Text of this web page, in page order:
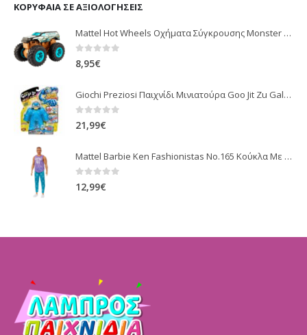
ΚΟΡΥΦΑΊΑ ΣΕ ΑΞΙΟΛΟΓΉΣΕΙΣ
Mattel Hot Wheels Οχήματα Σύγκρουσης Monster Trucks 1:43 - 4 Σχέδια GCF94
0 out of 5
8,95€
Giochi Preziosi Παιχνίδι Μινιατούρα Goo Jit Zu Galaxy Vac Attack (Διάφορα Σχέδια) 1τμχ
0 out of 5
21,99€
Mattel Barbie Ken Fashionistas No.165 Κούκλα Με Μωβ Μπλούζα Malibu DWK44 / GRB89
0 out of 5
12,99€